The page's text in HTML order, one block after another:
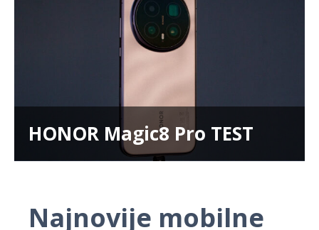
HONOR Magic8 Pro TEST
Najnovije mobilne